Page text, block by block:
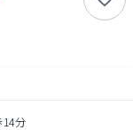
分